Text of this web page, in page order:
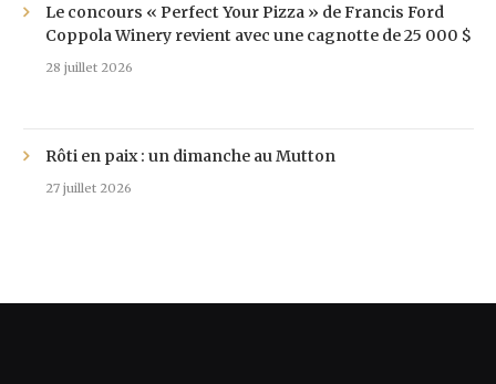
Le concours « Perfect Your Pizza » de Francis Ford
Coppola Winery revient avec une cagnotte de 25 000 $
28 juillet 2026
Rôti en paix : un dimanche au Mutton
27 juillet 2026